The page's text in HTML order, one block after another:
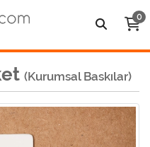
0
(Kurumsal Baskılar)